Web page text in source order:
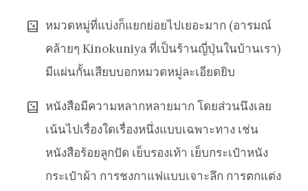
หมวดหมู่ที่แบ่งก็แยกย่อยไปเยอะมาก (อารมณ์
คล้ายๆ Kinokuniya ที่เป็นร้านญี่ปุ่นในบ้านเรา)
มีแผ่นกั้นเสียบบอกหมวดหมู่ละเอียดยิบ
หนังสือมีความหลากหลายมาก โดยส่วนนึงเลย
เน้นไปเรื่องใดเรื่องหนึ่งแบบเฉพาะทาง เช่น
หนังสือร้อยลูกปัด เย็บรองเท้า เย็บกระเป๋าหนัง
กระเป๋าผ้า การชงกาแฟแบบเจาะลึก การตกแต่ง